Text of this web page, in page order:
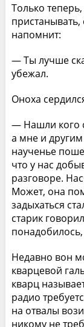
Только
напомнит:
— Ты лучше
убежал.
Оноха
— Нашли кого
а мне и другим
наученье
что у нас
разговоре.
Может, она
задыхаться
старик
Недавно вон
кварцевой
кварц
радио
на отвалы
никому не